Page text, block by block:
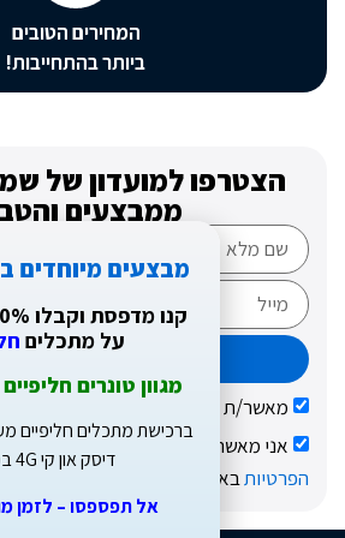
המחירים הטובים
ביותר בהתחייבות!
למועדון של שמוליק
ממבצעים והטבות
ת קבלת עדכונים בדוא"ל על מבצעים
מאשר/ת שקראתי ואני מסכימ/ה לתקנון האתר
באתר
מבצעים מיוחדים בחנות
קנו
על מתכלים חליפיים.
מגוון טונרים חליפיים 3+1 במתנה.
ברכישת
אל תפספסו – לזמן מוגבל